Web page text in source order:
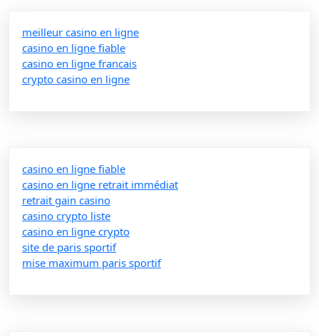
meilleur casino en ligne
casino en ligne fiable
casino en ligne francais
crypto casino en ligne
casino en ligne fiable
casino en ligne retrait immédiat
retrait gain casino
casino crypto liste
casino en ligne crypto
site de paris sportif
mise maximum paris sportif